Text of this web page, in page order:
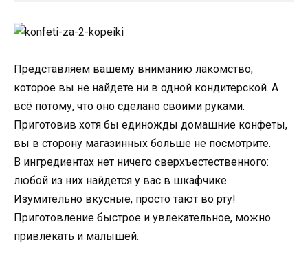
Представляем вашему вниманию лакомство,
которое вы не найдете ни в одной кондитерской. А
всё потому, что оно сделано своими руками.
Приготовив хотя бы единожды домашние конфеты,
вы в сторону магазинных больше не посмотрите.
В ингредиентах нет ничего сверхъестественного:
любой из них найдется у вас в шкафчике.
Изумительно вкусные, просто тают во рту!
Приготовление быстрое и увлекательное, можно
привлекать и малышей.